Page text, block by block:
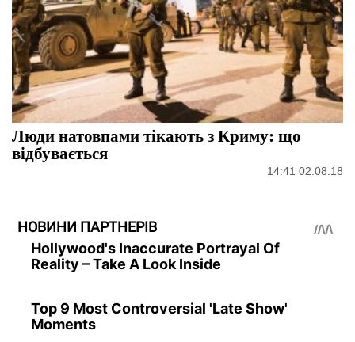
Люди натовпами тікають з Криму: що
відбувається
14:41 02.08.18
НОВИНИ ПАРТНЕРІВ
Hollywood's Inaccurate Portrayal Of
Reality – Take A Look Inside
Top 9 Most Controversial 'Late Show'
Moments